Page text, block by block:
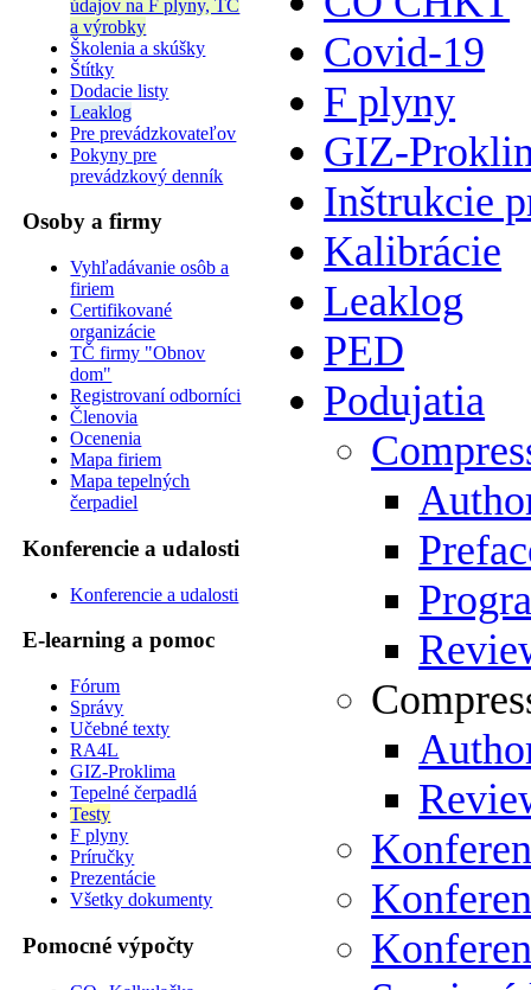
údajov na F plyny, TČ
a výrobky
Školenia a skúšky
Štítky
Dodacie listy
Leaklog
Pre prevádzkovateľov
Pokyny pre
prevádzkový denník
Osoby a firmy
Vyhľadávanie osôb a
firiem
Certifikované
organizácie
TČ firmy "Obnov
dom"
Registrovaní odborníci
Členovia
Ocenenia
Mapa firiem
Mapa tepelných
čerpadiel
Konferencie a udalosti
Konferencie a udalosti
E-learning a pomoc
Fórum
Správy
Učebné texty
RA4L
GIZ-Proklima
Tepelné čerpadlá
Testy
F plyny
Príručky
Prezentácie
Všetky dokumenty
Pomocné výpočty
Covid-19
F plyny
GIZ-
Inštrukcie
Kalibrácie
Leaklog
PED
Podujatia